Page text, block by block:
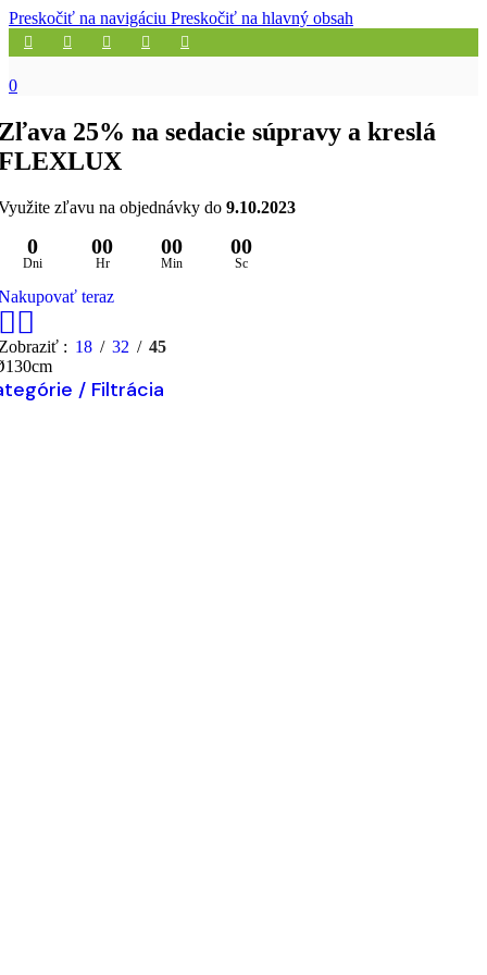
Preskočiť na navigáciu Preskočiť na hlavný obsah
0
25% na sedacie súpravy a kreslá
zľavu na objednávky do 9.10.2023
0
Dni
00
Hr
00
Min
00
Sc
teraz
18 32
45
/ Filtrácia